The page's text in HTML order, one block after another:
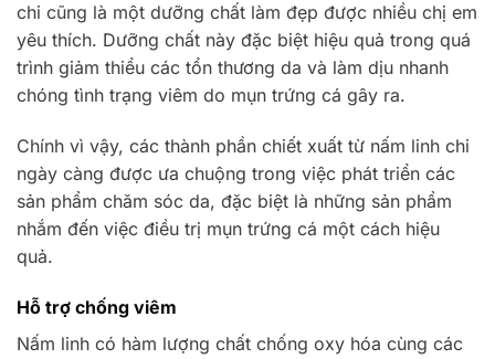
chi cũng là một dưỡng chất làm đẹp được nhiều chị em
yêu thích. Dưỡng chất này đặc biệt hiệu quả trong quá
trình giảm thiểu các tổn thương da và làm dịu nhanh
chóng tình trạng viêm do mụn trứng cá gây ra.
Chính vì vậy, các thành phần chiết xuất từ nấm linh chi
ngày càng được ưa chuộng trong việc phát triển các
sản phẩm chăm sóc da, đặc biệt là những sản phẩm
nhắm đến việc điều trị mụn trứng cá một cách hiệu
quả.
Hỗ trợ chống viêm
Nấm linh có hàm lượng chất chống oxy hóa cùng các